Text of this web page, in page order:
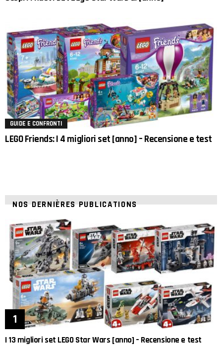
GUIDE E CONFRONTI
LEGO Friends: I 4 migliori set [anno] – Recensione e test
NOS DERNIÈRES PUBLICATIONS
I 13 migliori set LEGO Star Wars [anno] – Recensione e test